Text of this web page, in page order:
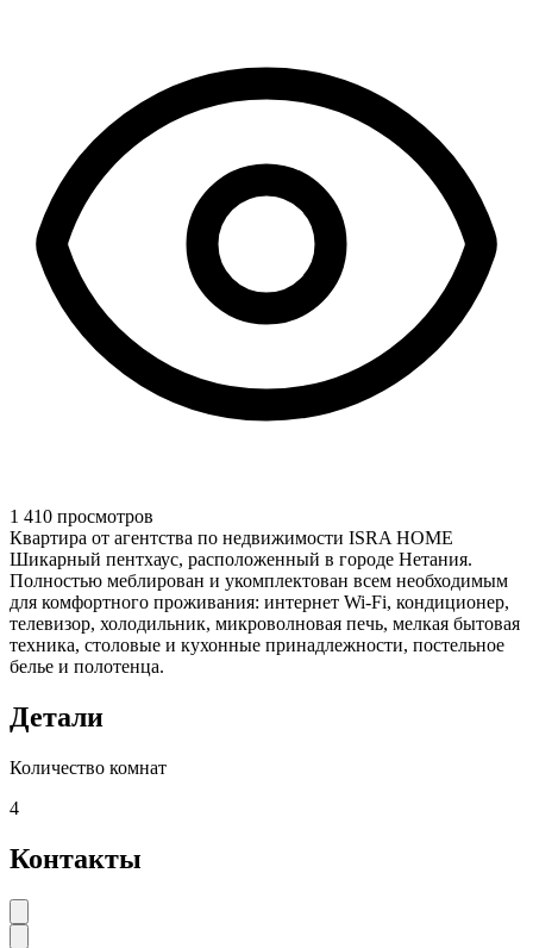
1 410 просмотров
Квартира от агентства по недвижимости ISRA HOME
Шикарный пентхаус, расположенный в городе Нетания.
Полностью меблирован и укомплектован всем необходимым
для комфортного проживания: интернет Wi-Fi, кондиционер,
телевизор, холодильник, микроволновая печь, мелкая бытовая
техника, столовые и кухонные принадлежности, постельное
белье и полотенца.
Детали
Количество комнат
4
Контакты